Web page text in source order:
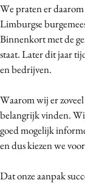
We praten er
Limburgse
Binnenkort met de
staat. Later dit jaar
en bedrijven.
Waarom wij er
belangrijk vinden.
goed mogelijk
en dus kiezen we
Dat onze aanpak